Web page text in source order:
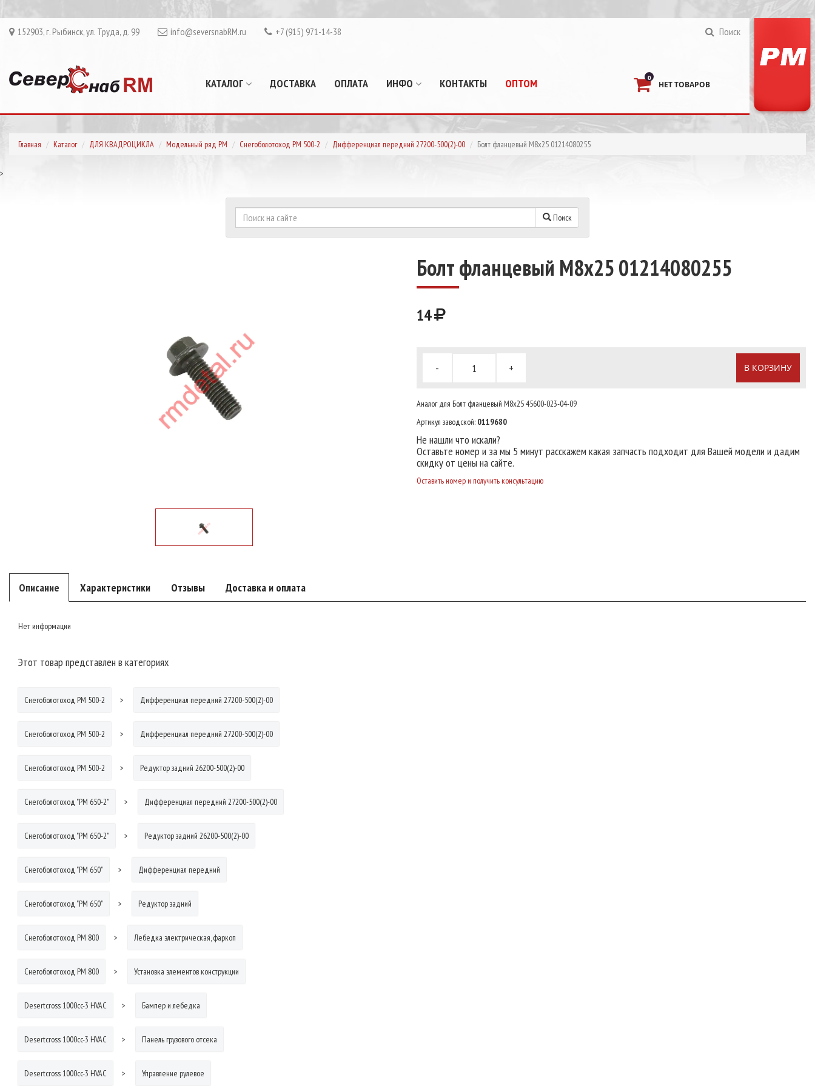
152903, г. Рыбинск, ул. Труда, д. 99 info@seversnabRM.ru +7 (915) 971-14-38 Поиск
КАТАЛОГ ДОСТАВКА ОПЛАТА ИНФО КОНТАКТЫ ОПТОМ 0
НЕТ ТОВАРОВ
Главная Каталог ДЛЯ КВАДРОЦИКЛА Модельный ряд РМ Снегоболотоход РМ 500-2 Дифференциал передний 27200-500(2)-00 Болт фланцевый М8х25 01214080255
>
Поиск
Болт фланцевый М8х25 01214080255
14
- + В КОРЗИНУ
Аналог для Болт фланцевый М8х25 45600-023-04-09
Артикул заводской: 0119680
Не нашли что искали?
Оставьте номер и за мы 5 минут расскажем какая запчасть подходит для Вашей модели и дадим
скидку от цены на сайте.
Оставить номер и получить консультацию
Описание Характеристики Отзывы Доставка и оплата
Нет информации
Этот товар представлен в категориях
Снегоболотоход РМ 500-2 Дифференциал передний 27200-500(2)-00
Снегоболотоход РМ 500-2 Дифференциал передний 27200-500(2)-00
Снегоболотоход РМ 500-2 Редуктор задний 26200-500(2)-00
Снегоболотоход "РМ 650-2" Дифференциал передний 27200-500(2)-00
Снегоболотоход "РМ 650-2" Редуктор задний 26200-500(2)-00
Снегоболотоход "РМ 650" Дифференциал передний
Снегоболотоход "РМ 650" Редуктор задний
Снегоболотоход РМ 800 Лебедка электрическая, фаркоп
Снегоболотоход РМ 800 Установка элементов конструкции
Desertcross 1000cc-3 HVAC Бампер и лебедка
Desertcross 1000cc-3 HVAC Панель грузового отсека
Desertcross 1000cc-3 HVAC Управление рулевое